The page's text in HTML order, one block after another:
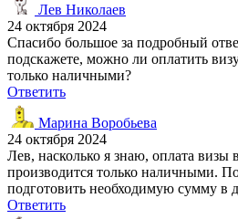
Лев Николаев
24 октября 2024
Спасибо большое за подробный
подскажете, можно ли оплатить
только наличными?
Ответить
Марина Воробьева
24 октября 2024
Лев, насколько я знаю, оплата визы
производится только наличными.
подготовить необходимую сумму
Ответить